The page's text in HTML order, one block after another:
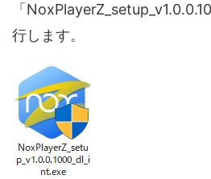
「
行します。